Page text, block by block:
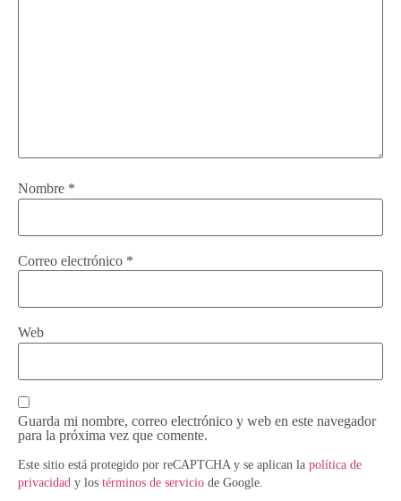
Nombre *
Correo electrónico *
Web
Guarda mi nombre, correo electrónico y web en este navegador
para la próxima vez que comente.
Este sitio está protegido por reCAPTCHA y se aplican la política de
privacidad y los términos de servicio de Google.